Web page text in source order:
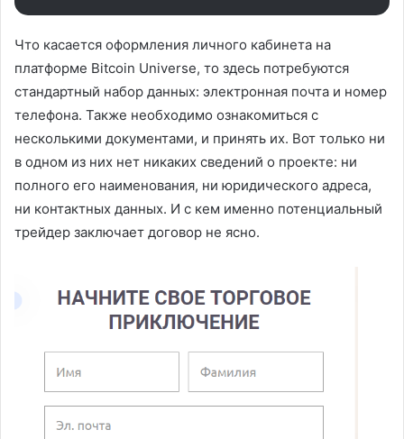
Что касается оформления личного кабинета на
платформе Bitcoin Universe, то здесь потребуются
стандартный набор данных: электронная почта и номер
телефона. Также необходимо ознакомиться с
несколькими документами, и принять их. Вот только ни
в одном из них нет никаких сведений о проекте: ни
полного его наименования, ни юридического адреса,
ни контактных данных. И с кем именно потенциальный
трейдер заключает договор не ясно.